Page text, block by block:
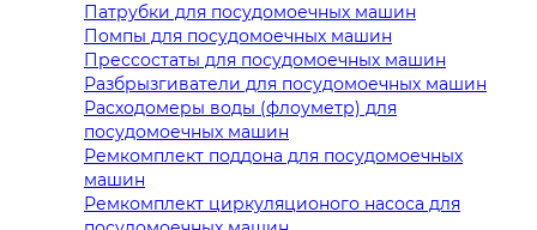
Патрубки для посудомоечных машин
Помпы для посудомоечных машин
Прессостаты для посудомоечных машин
Разбрызгиватели для посудомоечных машин
Расходомеры воды (флоуметр) для
посудомоечных машин
Ремкомплект поддона для посудомоечных
машин
Ремкомплект циркуляционого насоса для